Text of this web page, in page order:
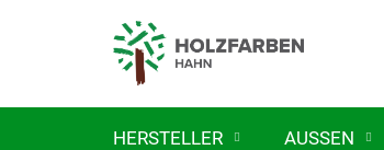
HERSTELLER AUSSEN